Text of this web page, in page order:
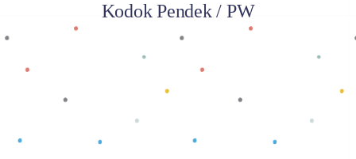
Kodok Pendek / PW